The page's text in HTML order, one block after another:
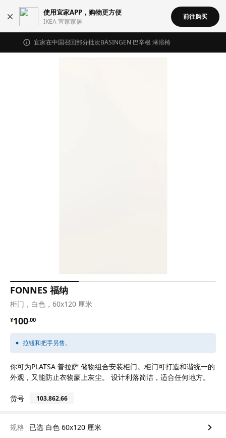
使用宜家APP，购物更方便
IKEA 宜家家居
前往购买
宜家在中国召回部分批次BÄSINGEN 巴辛根 淋浴椅
FONNES 福纳
柜门，白色，60x120 厘米
¥100.00
¥ 100.00
拉钮和把手另售。
你可为PLATSA 普拉萨 储物组合安装柜门。柜门可打造和谐统一的
外观，又能防止衣物蒙上灰尘。 设计利落简洁，适合任何地方。
货号 103.862.66
规格 已选 白色 60x120 厘米